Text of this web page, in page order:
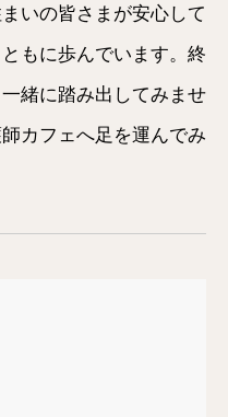
いの皆さまが安心して
もに歩んでいます。終
緒に踏み出してみませ
カフェへ足を運んでみ